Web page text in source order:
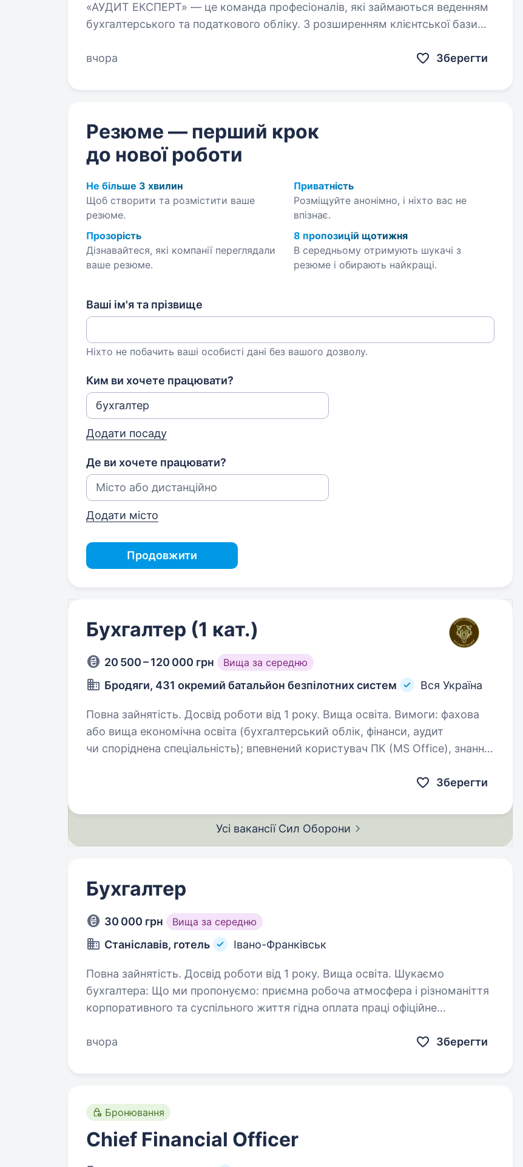
«АУДИТ ЕКСПЕРТ» — це команда професіоналів, які займаються веденням
бухгалтерського та податкового обліку. З розширенням клієнтської бази
вчора
Зберегти
Резюме — перший крок
до нової роботи
Не більше 3 хвилин
Щоб створити та розмістити ваше
резюме.
Приватність
Розміщуйте анонімно, і ніхто вас не
впізнає.
Прозорість
Дізнавайтеся, які компанії переглядали
ваше резюме.
8 пропозицій щотижня
В середньому отримують шукачі з
резюме і обирають найкращі.
Ваші ім'я та прізвище
Ніхто не побачить ваші особисті дані без вашого дозволу.
Ким ви хочете працювати?
Додати посаду
Де ви хочете працювати?
Додати місто
Продовжити
Бухгалтер (1 кат.)
20 500 – 120 000 грн Вища за середню
Бродяги, 431 окремий батальйон безпілотних систем Вся Україна
Повна зайнятість. Досвід роботи від 1 року. Вища освіта. Вимоги: фахова
або вища економічна освіта (бухгалтерський облік, фінанси, аудит
чи споріднена спеціальність); впевнений користувач ПК (MS Office), знання
Зберегти
Усі вакансії Сил Оборони
Бухгалтер
30 000 грн Вища за середню
Станіславів, готель Івано-Франківськ
Повна зайнятість. Досвід роботи від 1 року. Вища освіта. Шукаємо
бухгалтера: Що ми пропонуємо: приємна робоча атмосфера і різноманіття
корпоративного та суспільного життя гідна оплата праці офіційне
вчора
Зберегти
Бронювання
Chief Financial Officer